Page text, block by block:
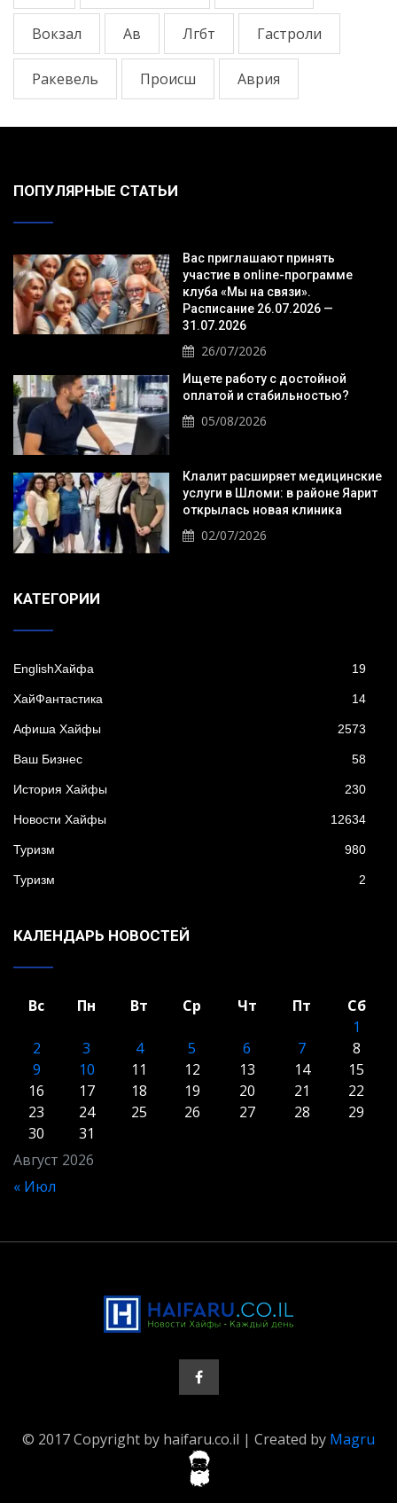
Вокзал Ав Лгбт Гастроли
Ракевель Происш Аврия
ПОПУЛЯРНЫЕ СТАТЬИ
Вас приглашают принять
участие в online-программе
клуба «Мы на связи».
Расписание 26.07.2026 —
31.07.2026
26/07/2026
Ищете работу с достойной
оплатой и стабильностью?
05/08/2026
Клалит расширяет медицинские
услуги в Шломи: в районе Яарит
открылась новая клиника
02/07/2026
KАТЕГОРИИ
EnglishХайфа 19
XайФантастика 14
Афиша Хайфы 2573
Ваш Бизнес 58
История Хайфы 230
Новости Хайфы 12634
Туризм 980
Туризм 2
КАЛЕНДАРЬ НОВОСТЕЙ
Август 2026
Вс Пн Вт Ср Чт Пт
Сб
1
2
3 4 5 6 7
8
9
10 11 12 13 14
15
16
17 18 19 20 21
22
23
24 25 26 27 28
29
30
31
« Июл
© 2017 Copyright by haifaru.co.il | Created by Magru